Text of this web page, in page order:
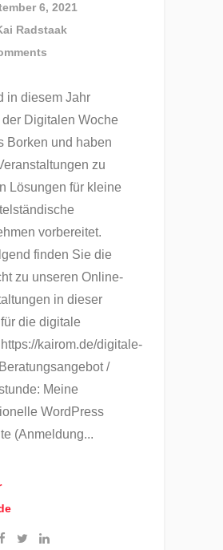
6, 2021
Radstaak
in diesem Jahr
der Digitalen Woche
Borken und haben
zu
Lösungen für kleine
vorbereitet.
finden Sie die
zu unseren Online-
in dieser
die digitale
kairom.de/digitale-
/
Meine
WordPress
(Anmeldung...